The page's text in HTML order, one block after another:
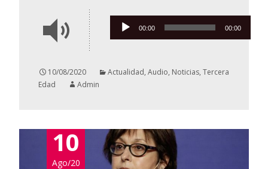
Reproductor
00:00 00:00
10/08/2020 Actualidad, Audio, Noticias, Tercera
Edad
Admin
10
Ago/20